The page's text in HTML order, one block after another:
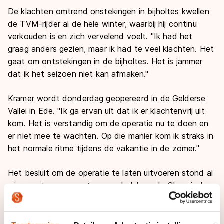
De klachten omtrend onstekingen in bijholtes kwellen
de TVM-rijder al de hele winter, waarbij hij continu
verkouden is en zich vervelend voelt. "Ik had het
graag anders gezien, maar ik had te veel klachten. Het
gaat om ontstekingen in de bijholtes. Het is jammer
dat ik het seizoen niet kan afmaken."
Kramer wordt donderdag geopereerd in de Gelderse
Vallei in Ede. "Ik ga ervan uit dat ik er klachtenvrij uit
kom. Het is verstandig om de operatie nu te doen en
er niet mee te wachten. Op die manier kom ik straks in
het normale ritme tijdens de vakantie in de zomer."
Het besluit om de operatie te laten uitvoeren stond al
ruim van tevoren vast en werd vlak na de Olympische
Spelen van Sotsji genomen, aldus de vijfvoudig
Nederlands kampioen allround.